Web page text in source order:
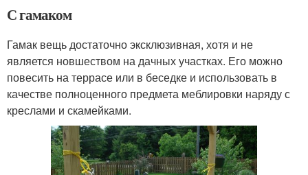
С гамаком
Гамак вещь достаточно эксклюзивная, хотя и не
является новшеством на дачных участках. Его можно
повесить на террасе или в беседке и использовать в
качестве полноценного предмета меблировки наряду с
креслами и скамейками.